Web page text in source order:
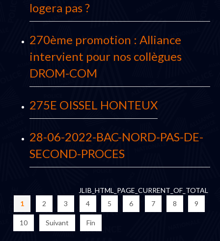
logera pas ?
270ème promotion : Alliance
intervient pour nos collègues
DROM-COM
275E OISSEL HONTEUX
28-06-2022-BAC-NORD-PAS-DE-
SECOND-PROCES
JLIB_HTML_PAGE_CURRENT_OF_TOTAL
1
2 3 4 5 6 7 8 9
10 Suivant Fin